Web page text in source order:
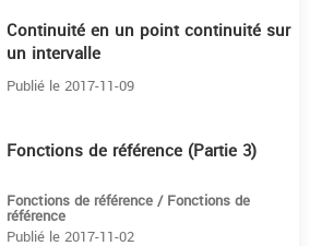
Continuité en un point continuité sur
un intervalle
Publié le 2017-11-09
Fonctions de référence (Partie 3)
Fonctions de référence / Fonctions de
référence
Publié le 2017-11-02